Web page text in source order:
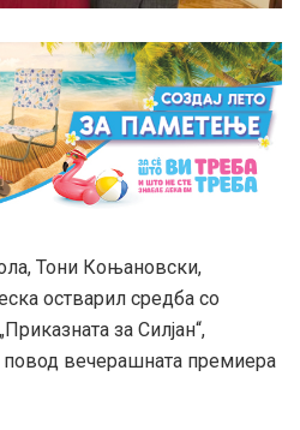
Тони Коњановски,
остварил средба со
за Силјан“,
вечерашната премиера